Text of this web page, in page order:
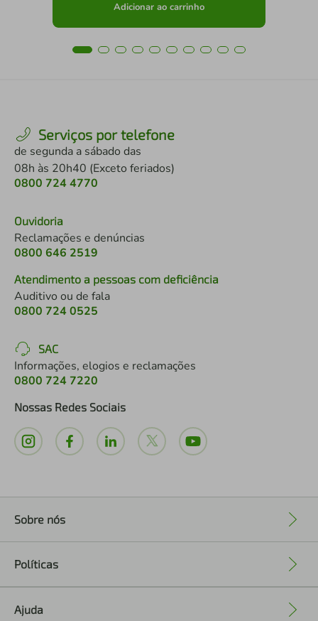
Adicionar ao carrinho
Serviços por telefone
de segunda a sábado das
08h às 20h40 (Exceto feriados)
0800 724 4770
Ouvidoria
Reclamações e denúncias
0800 646 2519
Atendimento a pessoas com deficiência
Auditivo ou de fala
0800 724 0525
SAC
Informações, elogios e reclamações
0800 724 7220
Nossas Redes Sociais
Sobre nós
Políticas
Ajuda